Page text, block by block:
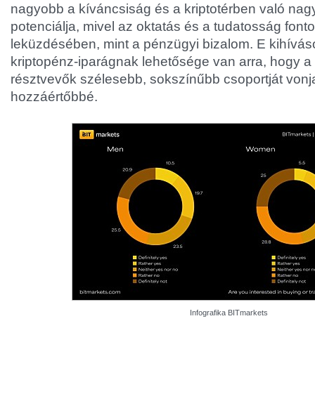
nagyobb a kíváncsiság és a kriptotérben való
potenciálja, mivel az oktatás és a tudatosság
leküzdésében, mint a pénzügyi bizalom. E
kriptopénz-iparágnak lehetősége van arra, hogy
résztvevők szélesebb, sokszínűbb csoportját
hozzáértőbbé.
Infografika BITmarkets